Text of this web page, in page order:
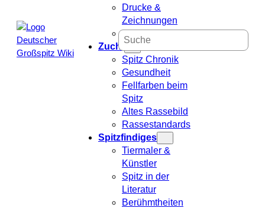
Drucke &
Zeichnungen
Foto Sammlung
Zucht
Spitz Chronik
Gesundheit
Fellfarben beim
Spitz
Altes Rassebild
Rassestandards
Spitzfindiges
Tiermaler &
Künstler
Spitz in der
Literatur
Berühmtheiten
S
e
a
c
h